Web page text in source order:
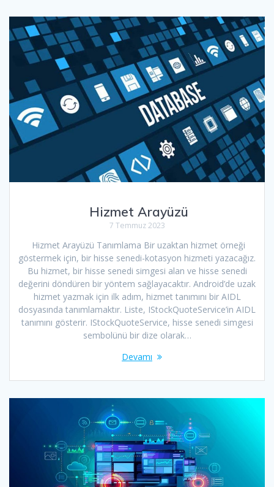
Hizmet Arayüzü
7 Temmuz 2023
Hizmet Arayüzü Tanımlama Bir uzaktan hizmet örneği
göstermek için, bir hisse senedi-kotasyon hizmeti yazacağız.
Bu hizmet, bir hisse senedi simgesi alan ve hisse senedi
değerini döndüren bir yöntem sağlayacaktır. Android’de uzak
hizmet yazmak için ilk adım, hizmet tanımını bir AIDL
dosyasında tanımlamaktır. Liste, IStockQuoteService’in AIDL
tanımını gösterir. IStockQuoteService, hisse senedi simgesi
sembolünü bir dize olarak…
Devamı